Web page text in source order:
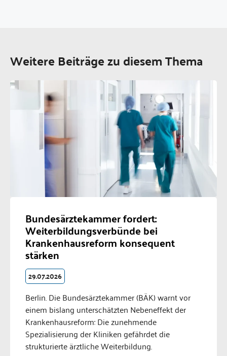
Weitere Beiträge zu diesem Thema
Bundesärztekammer fordert:
Weiterbildungsverbünde bei
Krankenhausreform konsequent
stärken
29.07.2026
Berlin. Die Bundesärztekammer (BÄK) warnt vor
einem bislang unterschätzten Nebeneffekt der
Krankenhausreform: Die zunehmende
Spezialisierung der Kliniken gefährdet die
strukturierte ärztliche Weiterbildung.